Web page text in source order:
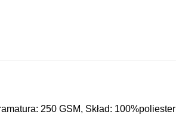
250 GSM, Skład: 100%poliester